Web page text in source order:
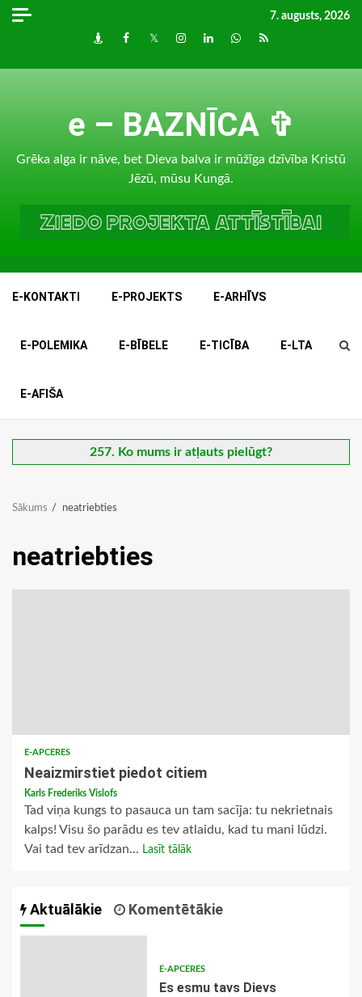
Skip
7. augusts, 2026
DraugiemFacebook
TwitterInstagram
LinkedInwhatsapp
RSS
e – BAZNĪCA ✞
Grēka alga ir nāve, bet Dieva balva ir mūžīga dzīvība Kristū
Jēzū, mūsu Kungā.
E-KONTAKTI E-PROJEKTS E-ARHĪVS
E-POLEMIKA E-BĪBELE E-TICĪBA E-LTA
E-AFIŠA
257. Ko mums ir atļauts pielūgt?
Sākums neatriebties
neatriebties
E-APCERES
Neaizmirstiet piedot citiem
Karls Frederiks Vislofs
Tad viņa kungs to pasauca un tam sacīja: tu nekrietnais
kalps! Visu šo parādu es tev atlaidu, kad tu mani lūdzi.
Vai tad tev arīdzan... Lasīt tālāk
Aktuālākie Komentētākie
E-APCERES
Es esmu tavs Dievs